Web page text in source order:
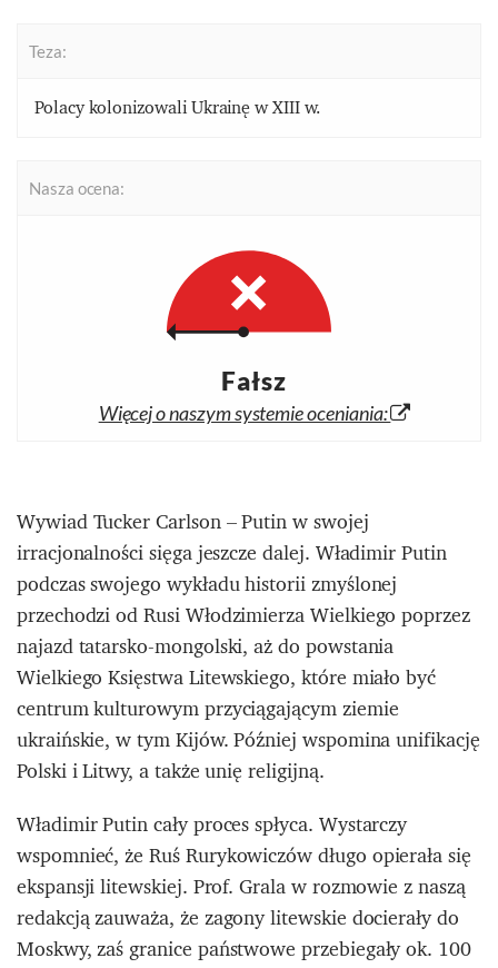
Teza:
Polacy kolonizowali Ukrainę w XIII w.
Nasza ocena:
Fałsz
Więcej o naszym systemie oceniania:
Wywiad Tucker Carlson – Putin w swojej
irracjonalności sięga jeszcze dalej. Władimir Putin
podczas swojego wykładu historii zmyślonej
przechodzi od Rusi Włodzimierza Wielkiego poprzez
najazd tatarsko-mongolski, aż do powstania
Wielkiego Księstwa Litewskiego, które miało być
centrum kulturowym przyciągającym ziemie
ukraińskie, w tym Kijów. Później wspomina unifikację
Polski i Litwy, a także unię religijną.
Władimir Putin cały proces spłyca. Wystarczy
wspomnieć, że Ruś Rurykowiczów długo opierała się
ekspansji litewskiej. Prof. Grala w rozmowie z naszą
redakcją zauważa, że zagony litewskie docierały do
Moskwy, zaś granice państwowe przebiegały ok. 100